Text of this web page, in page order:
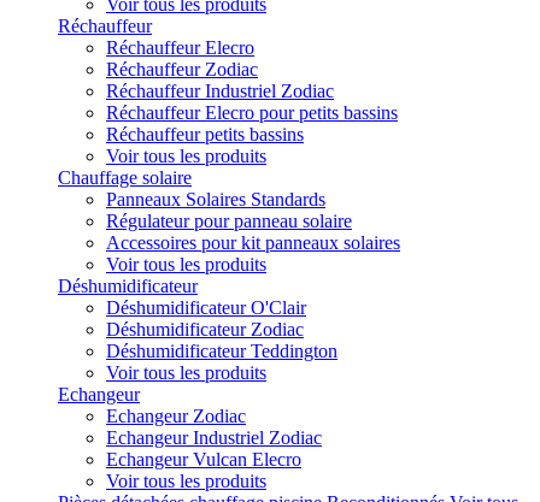
Voir tous les produits
Réchauffeur
Réchauffeur Elecro
Réchauffeur Zodiac
Réchauffeur Industriel Zodiac
Réchauffeur Elecro pour petits bassins
Réchauffeur petits bassins
Voir tous les produits
Chauffage solaire
Panneaux Solaires Standards
Régulateur pour panneau solaire
Accessoires pour kit panneaux solaires
Voir tous les produits
Déshumidificateur
Déshumidificateur O'Clair
Déshumidificateur Zodiac
Déshumidificateur Teddington
Voir tous les produits
Echangeur
Echangeur Zodiac
Echangeur Industriel Zodiac
Echangeur Vulcan Elecro
Voir tous les produits